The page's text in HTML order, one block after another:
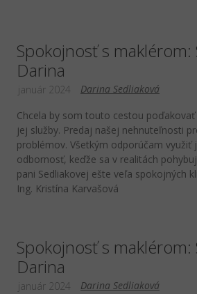
Spokojnosť s maklérom:
Darina
Darina Sedliaková
január 2024
Chcela by som touto cestou poďakovať
jej služby. Predaj našej nehnuteľnosti
problémov. Všetkým odporúčam využiť
odbornosť, keďže sa v realitách
pani Sedliakovej ešte veľa spokojných
Ing. Kristína Karvašová
Spokojnosť s maklérom:
Darina
Darina Sedliaková
január 2024